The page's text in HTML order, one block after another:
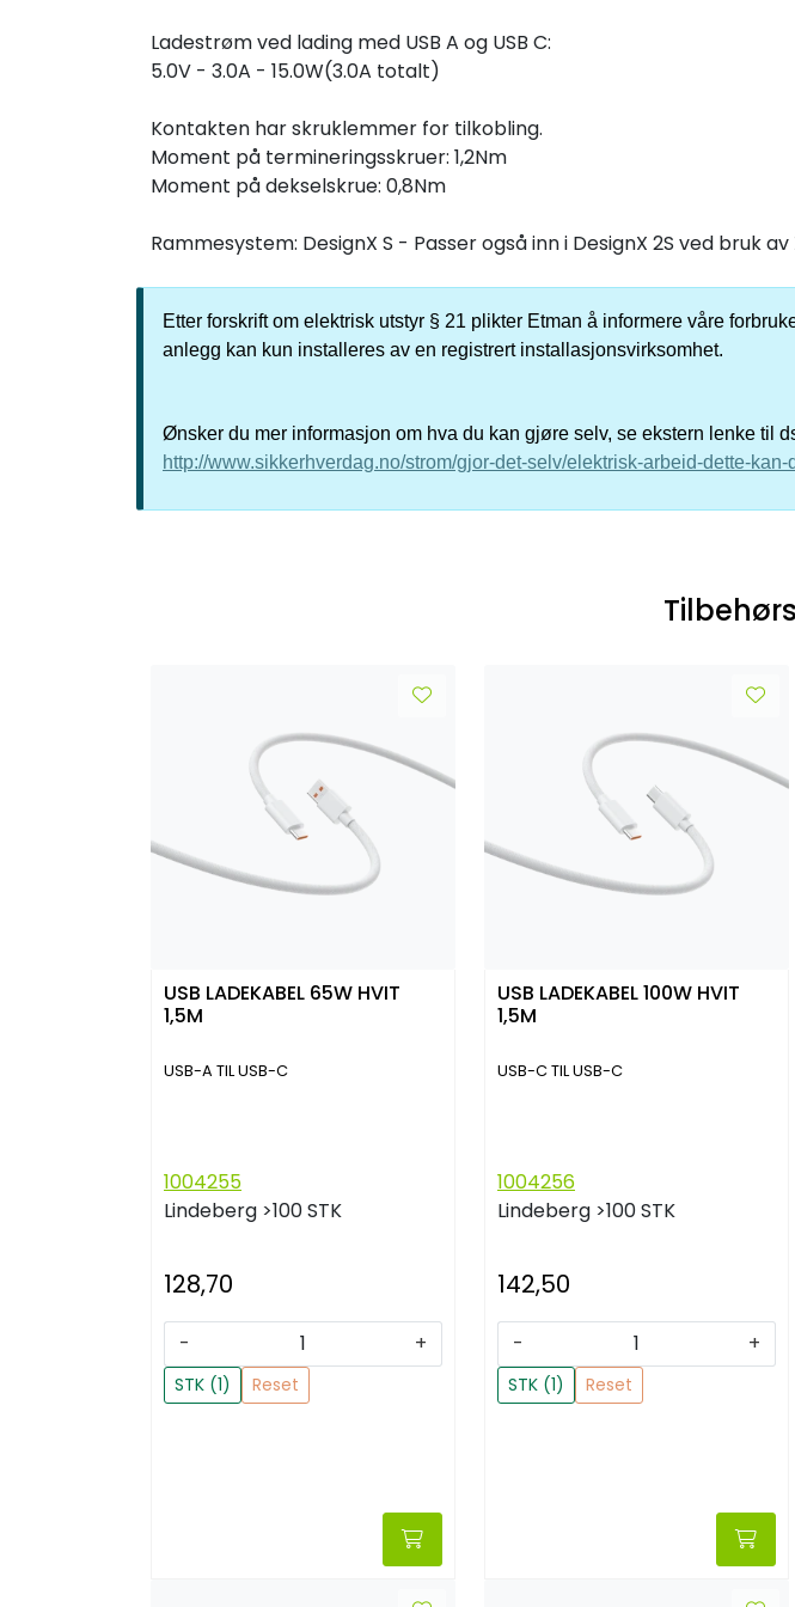
Ladestrøm ved lading med USB A og USB C:
5.0V - 3.0A - 15.0W(3.0A totalt)
Kontakten har skruklemmer for tilkobling.
Moment på termineringsskruer: 1,2Nm
Moment på dekselskrue: 0,8Nm
Rammesystem: DesignX S - Passer også inn i DesignX 2S ved bruk av
Etter forskrift om elektrisk utstyr § 21 plikter Etman å informere våre
anlegg kan kun installeres av en registrert installasjonsvirksomhet.
Ønsker du mer informasjon om hva du kan gjøre selv, se ekstern lenke til
http://www.sikkerhverdag.no/strom/gjor-det-selv/elektrisk-arbeid-dette-
USB LADEKABEL 65W HVIT
1,5M
USB-A TIL USB-C
1004255
Lindeberg >100 STK
128,70
- +
STK (1) Reset
USB LADEKABEL 100W HVIT
1,5M
USB-C TIL USB-C
1004256
Lindeberg >100 STK
142,50
- +
STK (1) Reset